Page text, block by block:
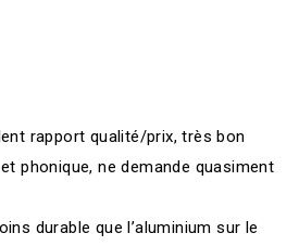
rapport qualité/prix, très bon
phonique, ne demande quasiment
durable que l’aluminium sur le